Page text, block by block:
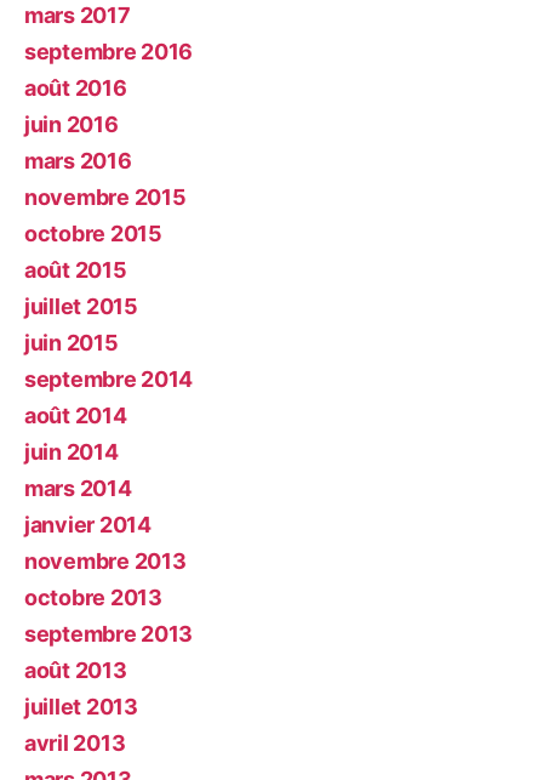
mars 2017
septembre 2016
août 2016
juin 2016
mars 2016
novembre 2015
octobre 2015
août 2015
juillet 2015
juin 2015
septembre 2014
août 2014
juin 2014
mars 2014
janvier 2014
novembre 2013
octobre 2013
septembre 2013
août 2013
juillet 2013
avril 2013